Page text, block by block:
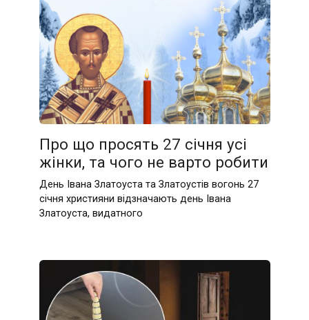
Про що просять 27 січня усі
жінки, та чого не варто робити
День Івана Златоуста та Златоустів вогонь 27
січня християни відзначають день Івана
Златоуста, видатного